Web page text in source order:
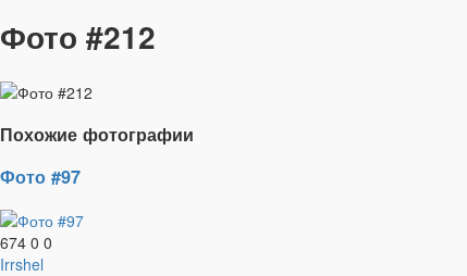
Фото #212
Похожие фотографии
Фото #97
674 0 0
Irrshel